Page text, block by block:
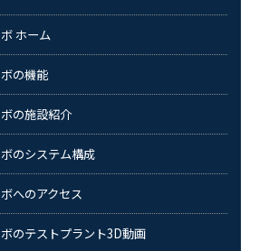
ホーム
の機能
の施設紹介
のシステム構成
へのアクセス
のテストプラント3D動画